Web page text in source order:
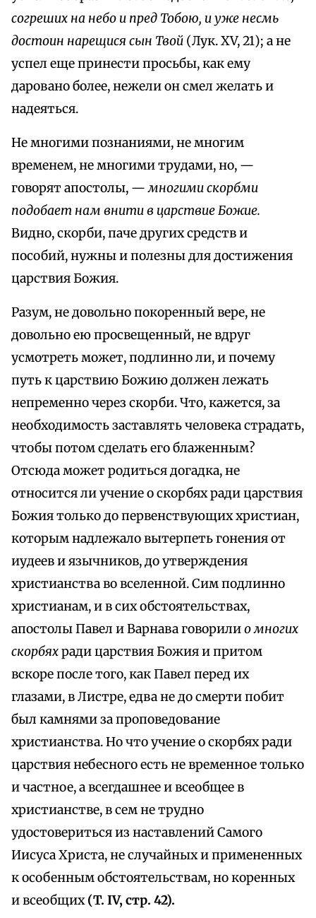
согреших на небо и пред Тобою, и уже несмь
достоин нарещися сын Твой (Лук. XV, 21); а не
успел еще принести просьбы, как ему
даровано более, нежели он смел желать и
надеяться.
Не многими познаниями, не многим
временем, не многими трудами, но, —
говорят апостолы, —многими скорбми
подобает нам внити в царствие Божие.
Видно, скорби, паче других средств и
пособий, нужны и полезны для достижения
царствия Божия.
Разум, не довольно покоренный вере, не
довольно ею просвещенный, не вдруг
усмотреть может, подлинно ли, и почему
путь к царствию Божию должен лежать
непременно через скорби. Что, кажется, за
необходимость заставлять человека страдать,
чтобы потом сделать его блаженным?
Отсюда может родиться догадка, не
относится ли учение о скорбях ради царствия
Божия только до первенствующих христиан,
которым надлежало вытерпеть гонения от
иудеев и язычников, до утверждения
христианства во вселенной. Сим подлинно
христианам, и в сих обстоятельствах,
апостолы Павел и Варнава говорилио многих
скорбяхради царствия Божия и притом
вскоре после того, как Павел перед их
глазами, в Листре, едва не до смерти побит
был камнями за проповедование
христианства. Но что учение о скорбях ради
царствия небесного есть не временное только
и частное, а всегдашнее и всеобщее в
христианстве, в сем не трудно
удостовериться из наставлений Самого
Иисуса Христа, не случайных и примененных
к особенным обстоятельствам, но коренных
и всеобщих(T. IV, стр. 42).